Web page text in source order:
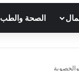
الصحة والطب